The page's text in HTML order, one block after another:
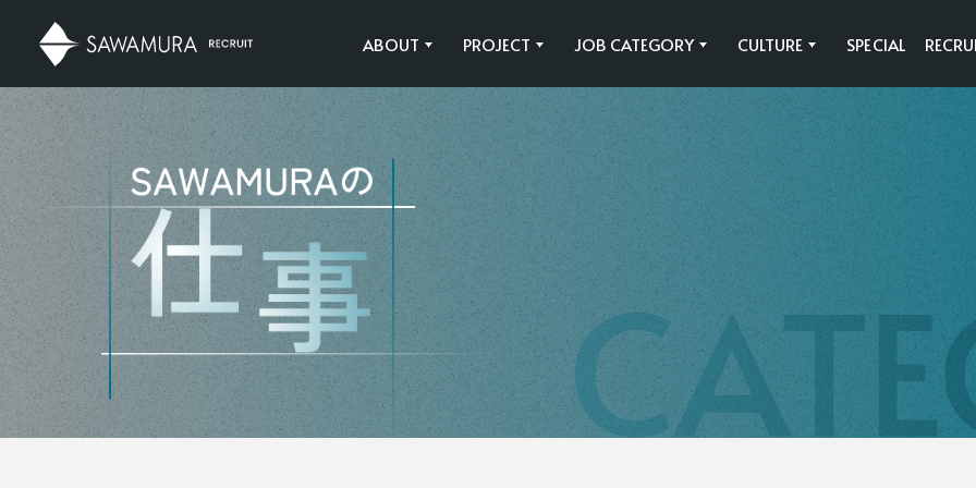
ABOUT
ABOUT SAWAMURAの事業 SAWAMURAの
PROJECT
PROJECT
SAWAMURAの実績
びわ湖テラス HAARU
Rin Takashima フラッグシップ
JOB CATEGORY
JOB CATEGORY
SAWAMURAの仕事
施工管理職 法人営業企画職
法人設計職 住宅設計営業職
CULTURE
CULTURE 働く環境 共育制度
SPECIAL